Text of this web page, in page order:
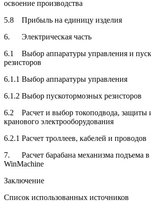
освоение производства
5.8 Прибыль на единицу изделия
6. Электрическая часть
6.1 Выбор аппаратуры управления и
резисторов
6.1.1 Выбор аппаратуры управления
6.1.2 Выбор пускотормозных резисторов
6.2 Расчет и выбор токоподвода, защиты
кранового электрооборудования
6.2.1 Расчет троллеев, кабелей и проводов
7. Расчет барабана механизма
WinMachine
Заключение
Список использованных источников